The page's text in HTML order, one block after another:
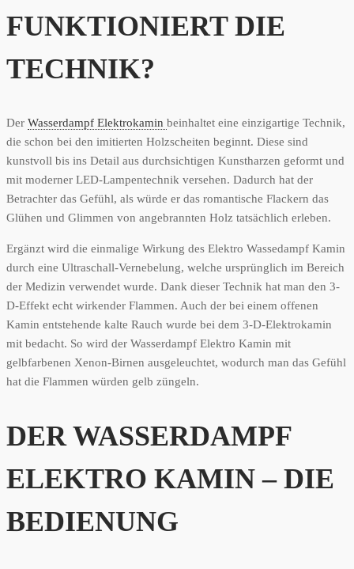
FUNKTIONIERT DIE
TECHNIK?
Der Wasserdampf Elektrokamin beinhaltet eine einzigartige Technik,
die schon bei den imitierten Holzscheiten beginnt. Diese sind
kunstvoll bis ins Detail aus durchsichtigen Kunstharzen geformt und
mit moderner LED-Lampentechnik versehen. Dadurch hat der
Betrachter das Gefühl, als würde er das romantische Flackern das
Glühen und Glimmen von angebrannten Holz tatsächlich erleben.
Ergänzt wird die einmalige Wirkung des Elektro Wassedampf Kamin
durch eine Ultraschall-Vernebelung, welche ursprünglich im Bereich
der Medizin verwendet wurde. Dank dieser Technik hat man den 3-
D-Effekt echt wirkender Flammen. Auch der bei einem offenen
Kamin entstehende kalte Rauch wurde bei dem 3-D-Elektrokamin
mit bedacht. So wird der Wasserdampf Elektro Kamin mit
gelbfarbenen Xenon-Birnen ausgeleuchtet, wodurch man das Gefühl
hat die Flammen würden gelb züngeln.
DER WASSERDAMPF
ELEKTRO KAMIN – DIE
BEDIENUNG